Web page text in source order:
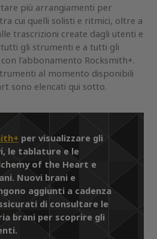
più arrangiamenti per
cui quelli solisti e ritmici, oltre a
trascrizioni create dagli utenti e
gli strumenti e a tutti gli
l'abbonamento Rocksmith+.
al momento disponibili
sono elencati qui sotto.
per visualizzare gli
le tablature e le
of the Heart e
Nuovi brani e
aggiunti a cadenza
di consultare le
brani per scoprire gli